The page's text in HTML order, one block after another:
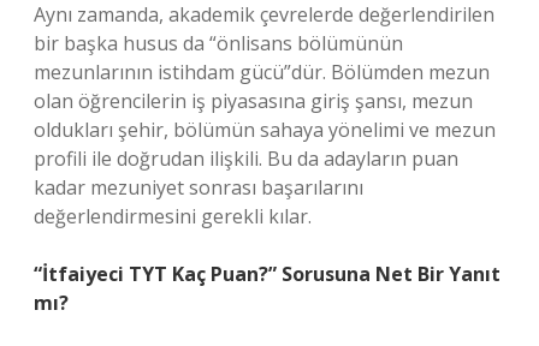
Aynı zamanda, akademik çevrelerde değerlendirilen
bir başka husus da “önlisans bölümünün
mezunlarının istihdam gücü”dür. Bölümden mezun
olan öğrencilerin iş piyasasına giriş şansı, mezun
oldukları şehir, bölümün sahaya yönelimi ve mezun
profili ile doğrudan ilişkili. Bu da adayların puan
kadar mezuniyet sonrası başarılarını
değerlendirmesini gerekli kılar.
“İtfaiyeci TYT Kaç Puan?” Sorusuna Net Bir Yanıt
mı?